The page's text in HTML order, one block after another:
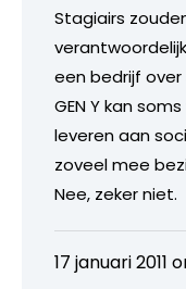
Stagiairs
een bedrijf over
GEN Y kan
leveren aan
zoveel mee
Nee, zeker niet.
17 januari 2011